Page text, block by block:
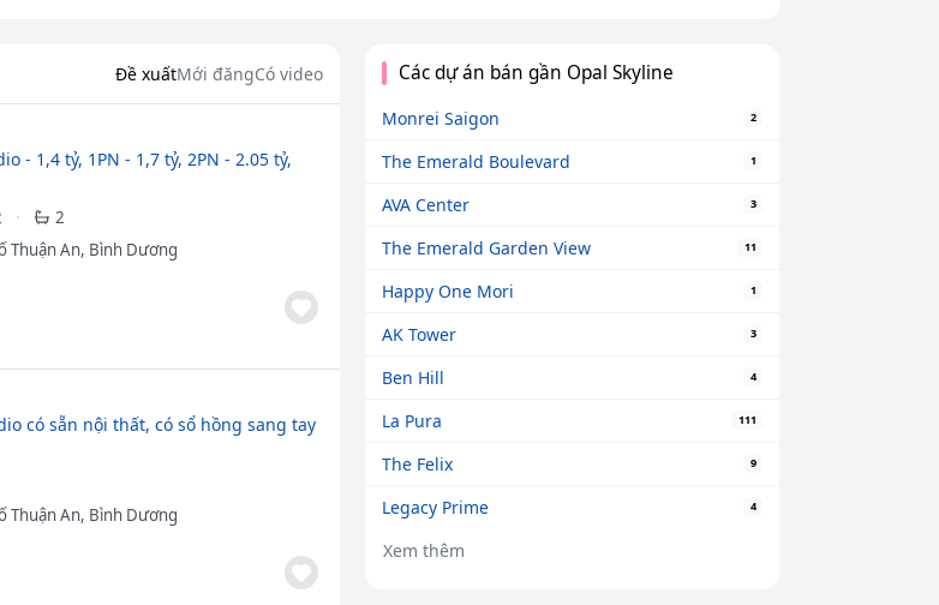
Đề xuấtMới đăngCó video
- 1,4 tỷ, 1PN - 1,7 tỷ, 2PN - 2.05 tỷ,
2
Thuận An, Bình Dương
có sẵn nội thất, có sổ hồng sang tay
Thuận An, Bình Dương
Các dự án bán gần Opal Skyline
Monrei Saigon 2
The Emerald Boulevard 1
AVA Center 3
The Emerald Garden View 11
Happy One Mori 1
AK Tower 3
Ben Hill 4
La Pura 111
The Felix 9
Legacy Prime 4
Xem thêm